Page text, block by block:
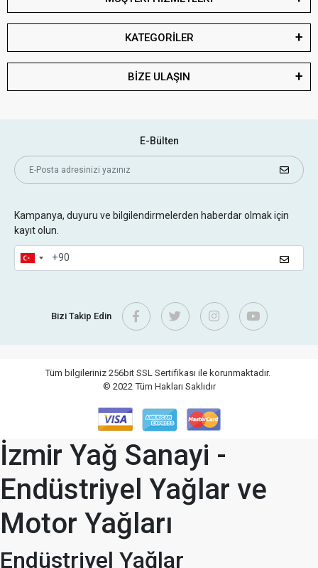
KATEGORİLER
BİZE ULAŞIN
E-Bülten
Kampanya, duyuru ve bilgilendirmelerden haberdar olmak için
kayıt olun.
Bizi Takip Edin
Tüm bilgileriniz 256bit SSL Sertifikası ile korunmaktadır.
© 2022 Tüm Hakları Saklıdır
İzmir Yağ Sanayi -
Endüstriyel Yağlar ve
Motor Yağları
Endüstriyel Yağlar